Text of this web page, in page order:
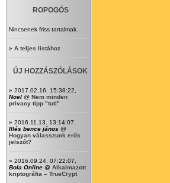
ROPOGÓS
Nincsenek friss tartalmak.
» A teljes listához
ÚJ HOZZÁSZÓLÁSOK
» 2017.02.16. 15:38:22,
Noel @ Nem minden
privacy tipp "tuti"
» 2016.11.13. 13:14:07,
Illés bence jános @
Hogyan válasszunk erős
jelszót?
» 2016.09.24. 07:22:07,
Bola Online @ Alkalmazott
kriptográfia – TrueCrypt